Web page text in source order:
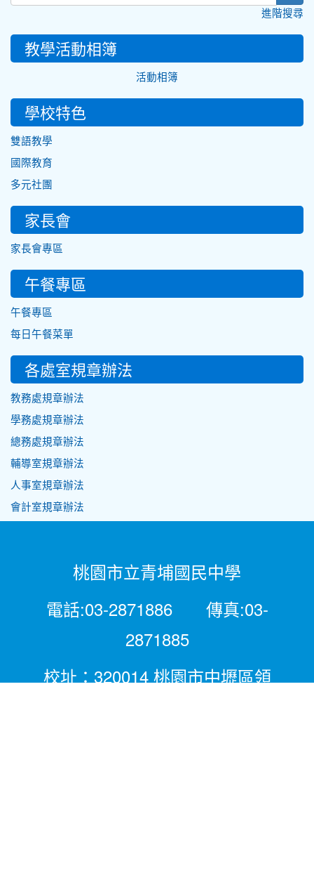
進階搜尋
教學活動相簿
活動相簿
學校特色
雙語教學
國際教育
多元社團
家長會
家長會專區
午餐專區
午餐專區
每日午餐菜單
各處室規章辦法
教務處規章辦法
學務處規章辦法
總務處規章辦法
輔導室規章辦法
人事室規章辦法
會計室規章辦法
桃園市立青埔國民中學
電話:03-2871886 傳真:03-
2871885
校址：320014 桃園市中壢區領